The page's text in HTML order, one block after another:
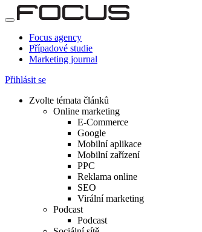
Focus agency
Případové studie
Marketing journal
Přihlásit se
Zvolte témata článků
Online marketing
E-Commerce
Google
Mobilní aplikace
Mobilní zařízení
PPC
Reklama online
SEO
Virální marketing
Podcast
Podcast